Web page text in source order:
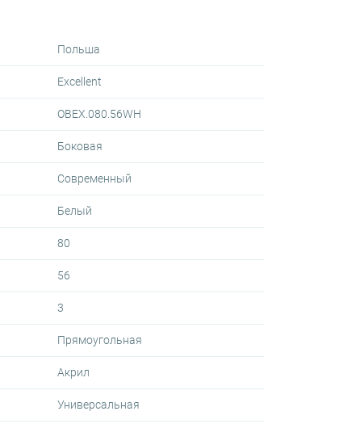
Польша
Excellent
OBEX.080.56WH
Боковая
Современный
Белый
80
56
3
Прямоугольная
Акрил
Универсальная